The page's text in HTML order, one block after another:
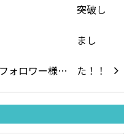
フォロワー様…